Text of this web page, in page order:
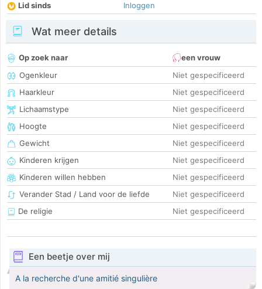
Lid sinds
Inloggen
Wat meer details
Op zoek naar
een vrouw
Ogenkleur
Niet gespecificeerd
Haarkleur
Niet gespecificeerd
Lichaamstype
Niet gespecificeerd
Hoogte
Niet gespecificeerd
Gewicht
Niet gespecificeerd
Kinderen krijgen
Niet gespecificeerd
Kinderen willen hebben
Niet gespecificeerd
Verander Stad / Land voor de liefde
Niet gespecificeerd
De religie
Niet gespecificeerd
Een beetje over mij
A la recherche d'une amitié singulière